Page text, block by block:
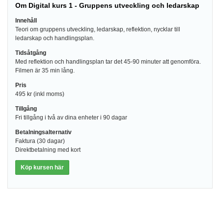
Om Digital kurs 1 - Gruppens utveckling och ledarskap
Innehåll
Teori om gruppens utveckling, ledarskap, reflektion, nycklar till
ledarskap och handlingsplan.
Tidsåtgång
Med reflektion och handlingsplan tar det 45-90 minuter att genomföra.
Filmen är 35 min lång.
Pris
495 kr (inkl moms)
Tillgång
Fri tillgång i två av dina enheter i 90 dagar
Betalningsalternativ
Faktura (30 dagar)
Direktbetalning med kort
Köp kursen här